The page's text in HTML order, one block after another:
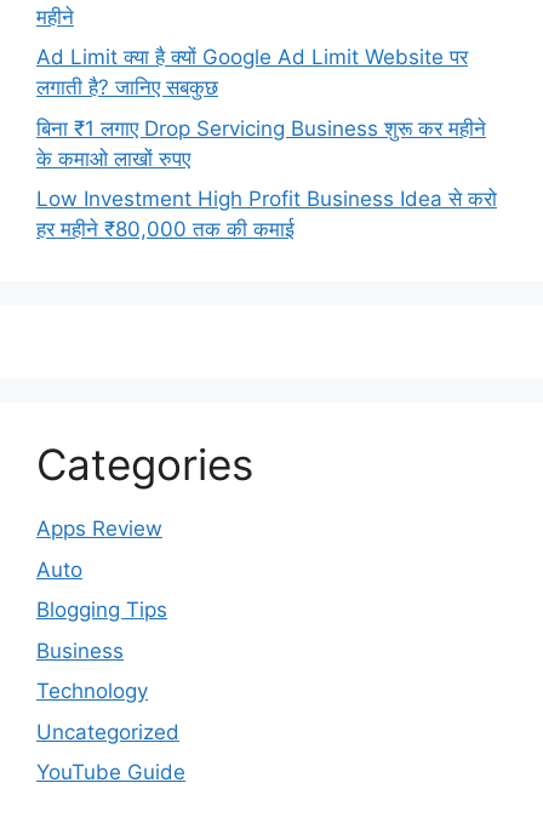
महीने
Ad Limit क्या है क्यों Google Ad Limit Website पर
लगाती है? जानिए सबकुछ
बिना ₹1 लगाए Drop Servicing Business शुरू कर महीने
के कमाओ लाखों रुपए
Low Investment High Profit Business Idea से करो
हर महीने ₹80,000 तक की कमाई
Categories
Apps Review
Auto
Blogging Tips
Business
Technology
Uncategorized
YouTube Guide